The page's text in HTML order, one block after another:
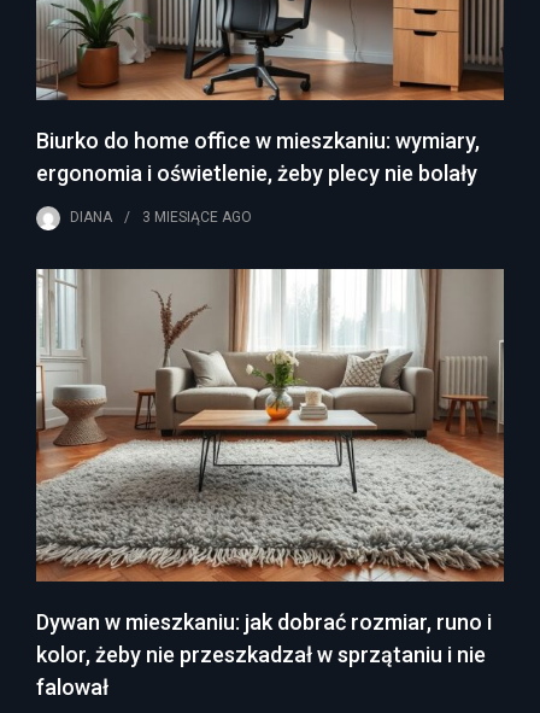
Biurko do home office w mieszkaniu: wymiary,
ergonomia i oświetlenie, żeby plecy nie bolały
DIANA 3 MIESIĄCE AGO
Dywan w mieszkaniu: jak dobrać rozmiar, runo i
kolor, żeby nie przeszkadzał w sprzątaniu i nie
falował